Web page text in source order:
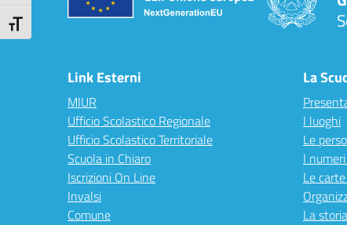
Attiva/disattiva dimensione testo
Link Esterni
MIUR
Ufficio Scolastico Regionale
Ufficio Scolastico Territoriale
Scuola in Chiaro
Iscrizioni On Line
Invalsi
Comune
La
I luoghi
Le
I
Le
La storia